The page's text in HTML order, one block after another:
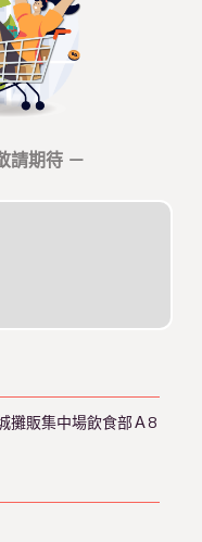
請期待 －
攤販集中場飲食部Ａ8